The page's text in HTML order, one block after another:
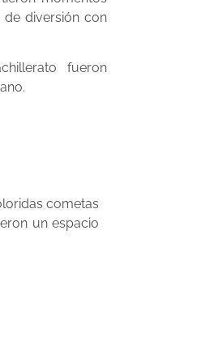
de diversión con
fueron
cometas
un espacio